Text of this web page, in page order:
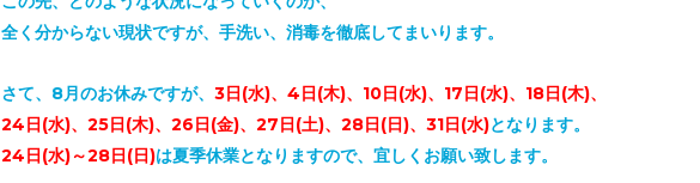
全く分からない現状ですが、手洗い、消毒を徹底してまいります。
さて、8月のお休みですが、 3日(水)、4日(木)、10日(水)、17日(水)、18日(木)、
24日(水)、25日(木)、26日(金)、27日(土)、28日(日)、31日(水)となります。
24日(水)～28日(日)は夏季休業となりますので、宜しくお願い致します。